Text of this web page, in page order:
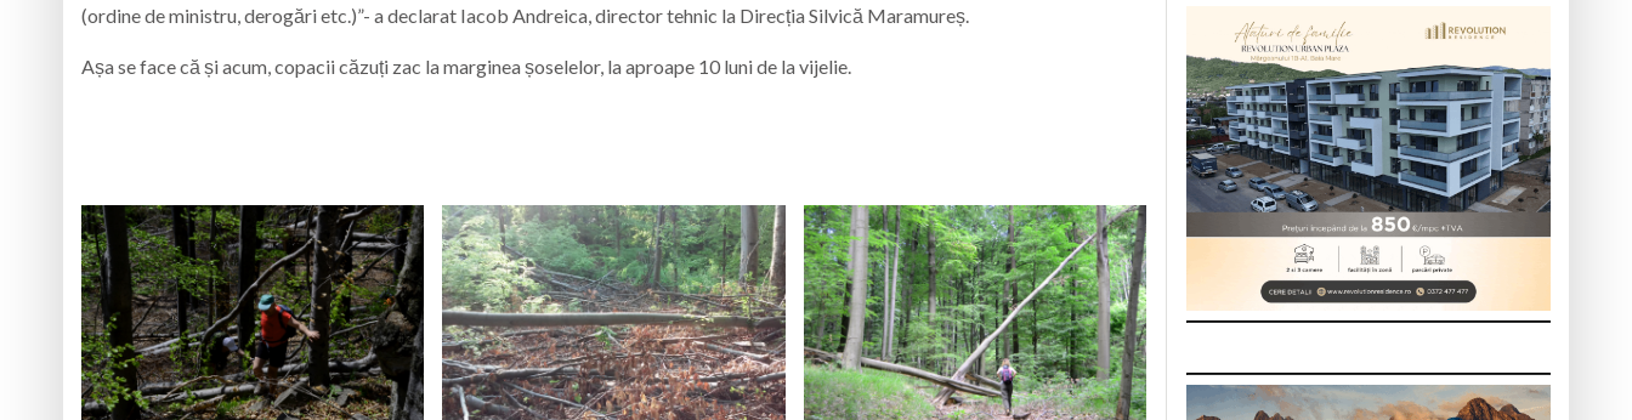
(ordine de ministru, derogări etc.)”- a declarat Iacob Andreica, director tehnic la Direcția Silvică Maramureș.
Așa se face că și acum, copacii căzuți zac la marginea șoselelor, la aproape 10 luni de la vijelie.